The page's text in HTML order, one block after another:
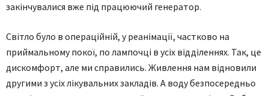
закінчувалися вже під працюючий генератор.
Світло було в операційній, у реанімації, частково на
приймальному покої, по лампочці в усіх відділеннях. Так, це
дискомфорт, але ми справились. Живлення нам відновили
другими з усіх лікувальних закладів. А воду безпосередньо